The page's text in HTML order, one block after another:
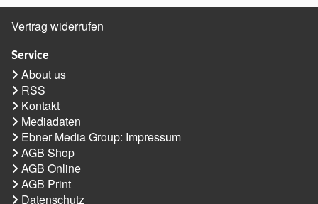
Vertrag widerrufen
Service
About us
RSS
Kontakt
Mediadaten
Ebner Media Group: Impressum
AGB Shop
AGB Online
AGB Print
Datenschutz